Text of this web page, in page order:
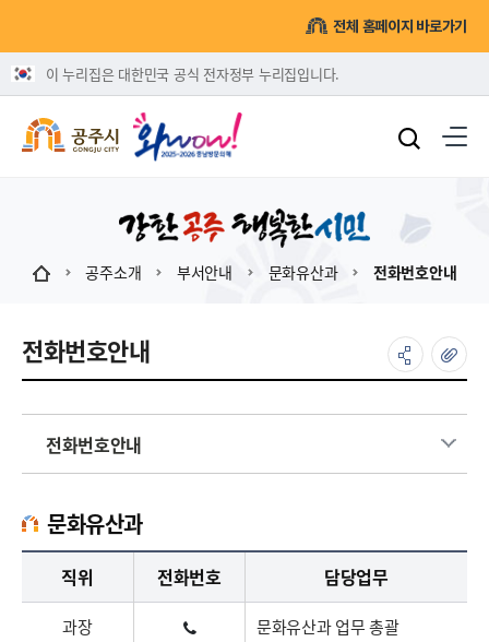
전체 홈페이지 바로가기
이 누리집은 대한민국 공식 전자정부 누리집입니다.
공주소개 부서안내 문화유산과 전화번호안내
전화번호안내
전화번호안내
문화유산과
문화유산과업무담당자의 정보로 직급, 전화번호, 담당업무를 안내하고 있습니다
직위 전화번호 담당업무
과장 문화유산과 업무 총괄